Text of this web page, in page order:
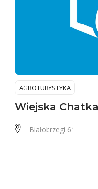
AGROTURYSTYKA
Wiejska Chatka
Białobrzegi 61